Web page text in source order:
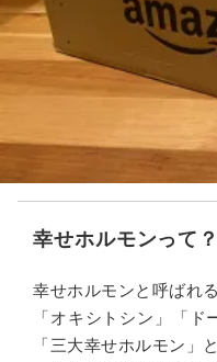
幸せホルモンって？
幸せホルモンと呼ばれ
「オキシトシン」「
「三大幸せホルモン」